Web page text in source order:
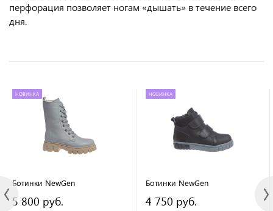
перфорация позволяет ногам «дышать» в течение всего
дня.
НОВИНКА
Ботинки NewGen
5 800 руб.
НОВИНКА
Ботинки NewGen
4 750 руб.